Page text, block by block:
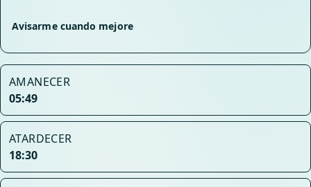
Avisarme cuando mejore
AMANECER
05:49
ATARDECER
18:30